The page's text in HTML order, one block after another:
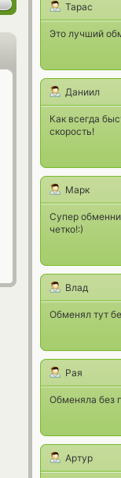
Тарас
Это лучший
Даниил
Как всегда
скорость!
Марк
Супер
четко!:)
Влад
Обменял тут
Рая
Обменяла без
Артур